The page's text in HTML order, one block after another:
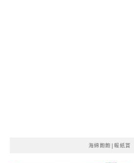
海綿飽飽|報紙賞